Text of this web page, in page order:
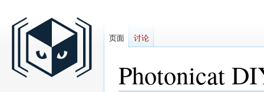
Photonicat
页面 讨论